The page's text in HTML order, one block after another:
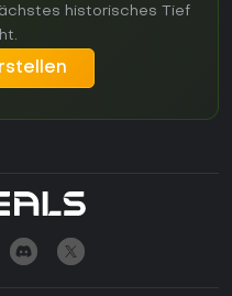
historisches Tief